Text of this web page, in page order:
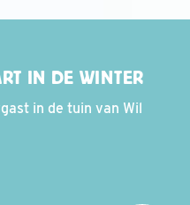
IN DE WINTER
in de tuin van Wil